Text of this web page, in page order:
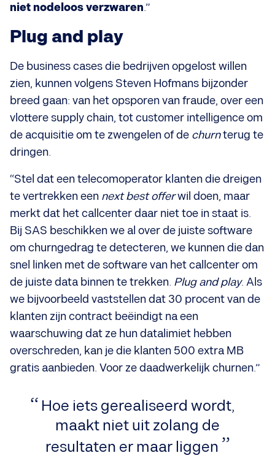
niet nodeloos verzwaren.”
Plug and play
De business cases die bedrijven opgelost willen
zien, kunnen volgens Steven Hofmans bijzonder
breed gaan: van het opsporen van fraude, over een
vlottere supply chain, tot customer intelligence om
de acquisitie om te zwengelen of de churnterug te
dringen.
“Stel dat een telecomoperator klanten die dreigen
te vertrekken een next best offerwil doen, maar
merkt dat het callcenter daar niet toe in staat is.
Bij SAS beschikken we al over de juiste software
om churngedrag te detecteren, we kunnen die dan
snel linken met de software van het callcenter om
de juiste data binnen te trekken. Plug and play. Als
we bijvoorbeeld vaststellen dat 30 procent van de
klanten zijn contract beëindigt na een
waarschuwing dat ze hun datalimiet hebben
overschreden, kan je die klanten 500 extra MB
gratis aanbieden. Voor ze daadwerkelijk churnen.”
Hoe iets gerealiseerd wordt,
maakt niet uit zolang de
resultaten er maar liggen